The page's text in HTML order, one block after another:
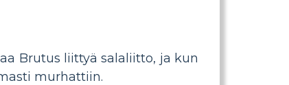
Brutus liittyä salaliitto, ja kun
murhattiin.